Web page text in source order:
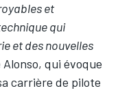
et
qui
et des nouvelles
qui évoque
carrière de pilote